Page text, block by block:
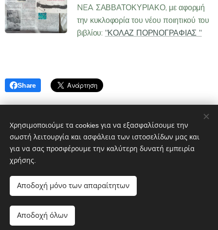
NEA ΣΑΒΒΑΤΟΚΥΡΙΑΚΟ, με αφορμή
την κυκλοφορία του νέου ποιητικού του
βιβλίου: "ΚΟΛΑΖ ΠΟΡΝΟΓΡΑΦΙΑΣ "
Share
© 2023 ΑΩ ΕΚΔΟΣΕΙΣ - Διατηρούνται όλα τα δικαιώματα
Εκδότης
Διεύθυνση: Αθ. Μιχάλη 19 190 10 Καλύβια Αττικής
Τηλέφωνο: 6932 616019
e-mail: aomegaekdoseis@yahoo.gr
Χρησιμοποιούμε τα cookies για να εξασφαλίσουμε την
σωστή λειτουργία και ασφάλεια των ιστοσελίδων μας και
για να σας προσφέρουμε την καλύτερη δυνατή εμπειρία
χρήσης.
Αποδοχή μόνο των απαραίτητων
Αποδοχή όλων